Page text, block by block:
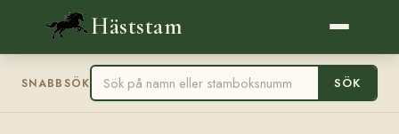
Häststam
SNABBSÖK SÖK